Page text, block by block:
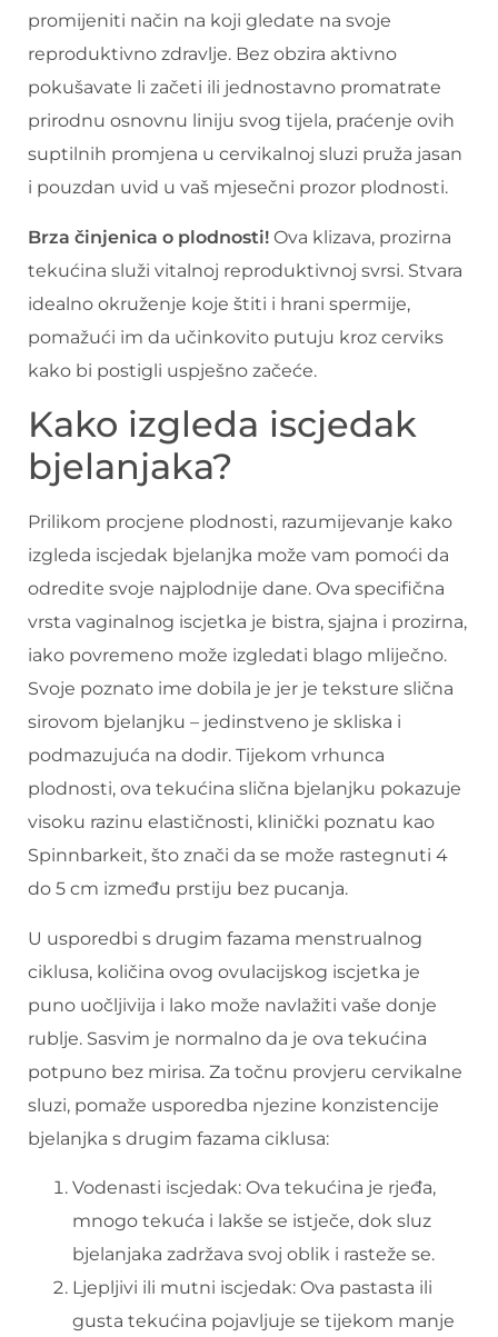
promijeniti način na koji gledate na svoje
reproduktivno zdravlje. Bez obzira aktivno
pokušavate li začeti ili jednostavno promatrate
prirodnu osnovnu liniju svog tijela, praćenje ovih
suptilnih promjena u cervikalnoj sluzi pruža jasan
i pouzdan uvid u vaš mjesečni prozor plodnosti.
Brza činjenica o plodnosti! Ova klizava, prozirna
tekućina služi vitalnoj reproduktivnoj svrsi. Stvara
idealno okruženje koje štiti i hrani spermije,
pomažući im da učinkovito putuju kroz cerviks
kako bi postigli uspješno začeće.
Kako izgleda iscjedak
bjelanjaka?
Prilikom procjene plodnosti, razumijevanje kako
izgleda iscjedak bjelanjka može vam pomoći da
odredite svoje najplodnije dane. Ova specifična
vrsta vaginalnog iscjetka je bistra, sjajna i prozirna,
iako povremeno može izgledati blago mliječno.
Svoje poznato ime dobila je jer je teksture slična
sirovom bjelanjku – jedinstveno je skliska i
podmazujuća na dodir. Tijekom vrhunca
plodnosti, ova tekućina slična bjelanjku pokazuje
visoku razinu elastičnosti, klinički poznatu kao
Spinnbarkeit, što znači da se može rastegnuti 4
do 5 cm između prstiju bez pucanja.
U usporedbi s drugim fazama menstrualnog
ciklusa, količina ovog ovulacijskog iscjetka je
puno uočljivija i lako može navlažiti vaše donje
rublje. Sasvim je normalno da je ova tekućina
potpuno bez mirisa. Za točnu provjeru cervikalne
sluzi, pomaže usporedba njezine konzistencije
bjelanjka s drugim fazama ciklusa:
Vodenasti iscjedak: Ova tekućina je rjeđa,
mnogo tekuća i lakše se istječe, dok sluz
bjelanjaka zadržava svoj oblik i rasteže se.
Ljepljivi ili mutni iscjedak: Ova pastasta ili
gusta tekućina pojavljuje se tijekom manje